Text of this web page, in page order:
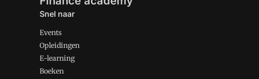
Snel naar
Events
Opleidingen
E-learning
Boeken